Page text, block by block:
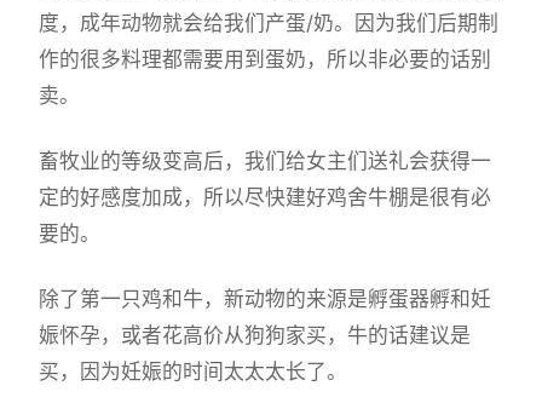
度，成年动物就会给我们产蛋/奶。因为我们后期制
作的很多料理都需要用到蛋奶，所以非必要的话别
卖。
畜牧业的等级变高后，我们给女主们送礼会获得一
定的好感度加成，所以尽快建好鸡舍牛棚是很有必
要的。
除了第一只鸡和牛，新动物的来源是孵蛋器孵和妊
娠怀孕，或者花高价从狗狗家买，牛的话建议是
买，因为妊娠的时间太太太长了。